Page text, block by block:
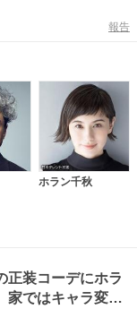
くもん＞
報告
ホラン千秋
装コーデにホラ
家ではキャラ変